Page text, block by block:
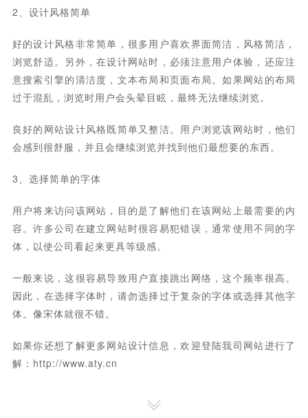
2、设计风格简单
好的设计风格非常简单，很多用户喜欢界面简洁，风格简洁，
浏览舒适。另外，在设计网站时，必须注意用户体验，还应注
意搜索引擎的清洁度，文本布局和页面布局。如果网站的布局
过于混乱，浏览时用户会头晕目眩，最终无法继续浏览。
良好的网站设计风格既简单又整洁。用户浏览该网站时，他们
会感到很舒服，并且会继续浏览并找到他们最想要的东西。
3、选择简单的字体
用户将来访问该网站，目的是了解他们在该网站上最需要的内
容。许多公司在建立网站时很容易犯错误，通常使用不同的字
体，以使公司看起来更具等级感。
一般来说，这很容易导致用户直接跳出网络，这个频率很高。
因此，在选择字体时，请勿选择过于复杂的字体或选择其他字
体。像宋体就很不错。
如果你还想了解更多网站设计信息，欢迎登陆我司网站进行了
解： http://www.aty.cn